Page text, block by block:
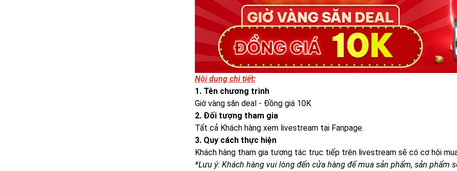
Nội dung chi tiết:
1. Tên chương trình
Giờ vàng săn deal - Đồng giá 10K
2. Đối tượng tham gia
Tất cả Khách hàng xem livestream tại Fanpage.
3. Quy cách thực hiện
Khách hàng tham gia tương tác trục tiếp trên livestream sẽ có cơ hội
*Lưu ý: Khách hàng vui lòng đến cửa hàng để mua sản phẩm, sản phẩm